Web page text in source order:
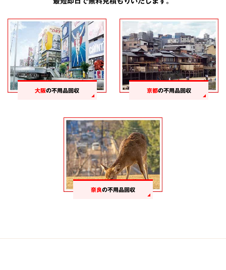
大阪の不用品回収 京都の不用品回収
奈良の不用品回収